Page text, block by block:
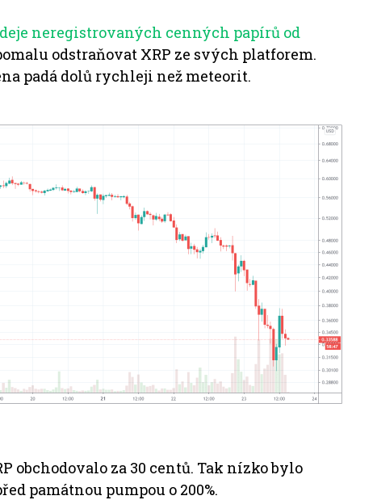
neregistrovaných cenných papírů od
odstraňovat XRP ze svých platforem.
padá dolů rychleji než meteorit.
obchodovalo za 30 centů. Tak nízko bylo
památnou pumpou o 200%.